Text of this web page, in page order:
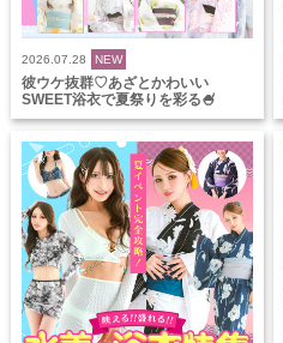
2026.07.28 NEW
彼ウケ抜群♡あざとかわいい
SWEET浴衣で夏祭りを彩る🍧